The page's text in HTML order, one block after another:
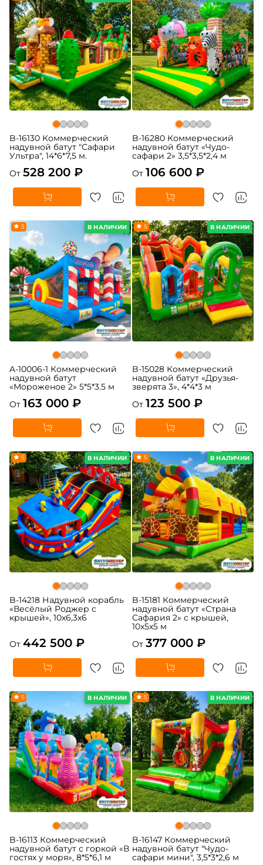
B-16130 Коммерческий
надувной батут "Сафари
Ультра", 14*6*7,5 м.
От 528 200 ₽
B-16280 Коммерческий
надувной батут «Чудо-
сафари 2» 3,5*3,5*2,4 м
От 106 600 ₽
В НАЛИЧИИ
5
A-10006-1 Коммерческий
надувной батут
«Мороженое 2» 5*5*3.5 м
От 163 000 ₽
В НАЛИЧИИ
5
B-15028 Коммерческий
надувной батут «Друзья-
зверята 3», 4*4*3 м
От 123 500 ₽
В НАЛИЧИИ
5
B-14218 Надувной корабль
«Весёлый Роджер с
крышей», 10х6,3х6
От 442 500 ₽
В НАЛИЧИИ
5
B-15181 Коммерческий
надувной батут «Страна
Сафария 2» с крышей,
10x5x5 м
От 377 000 ₽
В НАЛИЧИИ
5
B-16113 Коммерческий
надувной батут с горкой «В
гостях у моря», 8*5*6,1 м
В НАЛИЧИИ
5
B-16147 Коммерческий
надувной батут "Чудо-
сафари мини", 3,5*3*2,6 м